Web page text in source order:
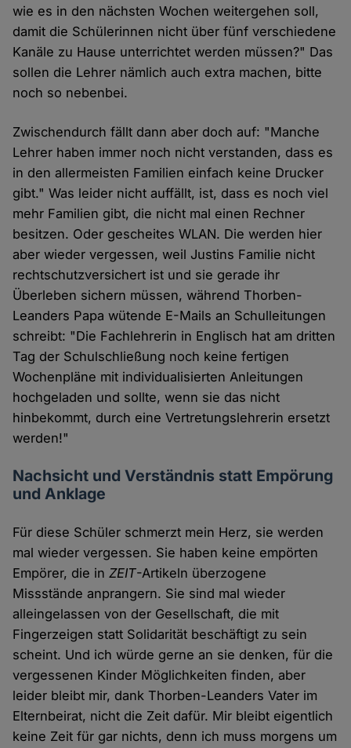
wie es in den nächsten Wochen weitergehen soll,
damit die Schülerinnen nicht über fünf verschiedene
Kanäle zu Hause unterrichtet werden müssen?" Das
sollen die Lehrer nämlich auch extra machen, bitte
noch so nebenbei.
Zwischendurch fällt dann aber doch auf: "Manche
Lehrer haben immer noch nicht verstanden, dass es
in den allermeisten Familien einfach keine Drucker
gibt." Was leider nicht auffällt, ist, dass es noch viel
mehr Familien gibt, die nicht mal einen Rechner
besitzen. Oder gescheites WLAN. Die werden hier
aber wieder vergessen, weil Justins Familie nicht
rechtschutzversichert ist und sie gerade ihr
Überleben sichern müssen, während Thorben-
Leanders Papa wütende E-Mails an Schulleitungen
schreibt: "Die Fachlehrerin in Englisch hat am dritten
Tag der Schulschließung noch keine fertigen
Wochenpläne mit individualisierten Anleitungen
hochgeladen und sollte, wenn sie das nicht
hinbekommt, durch eine Vertretungslehrerin ersetzt
werden!"
Nachsicht und Verständnis statt Empörung
und Anklage
Für diese Schüler schmerzt mein Herz, sie werden
mal wieder vergessen. Sie haben keine empörten
Empörer, die inZEIT-Artikeln überzogene
Missstände anprangern. Sie sind mal wieder
alleingelassen von der Gesellschaft, die mit
Fingerzeigen statt Solidarität beschäftigt zu sein
scheint. Und ich würde gerne an sie denken, für die
vergessenen Kinder Möglichkeiten finden, aber
leider bleibt mir, dank Thorben-Leanders Vater im
Elternbeirat, nicht die Zeit dafür. Mir bleibt eigentlich
keine Zeit für gar nichts, denn ich muss morgens um